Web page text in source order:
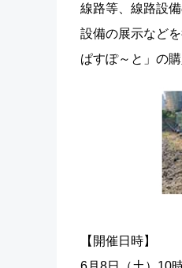
線路等、線路設
設備の展示など
ぱすぽ～と」の
【開催日時】